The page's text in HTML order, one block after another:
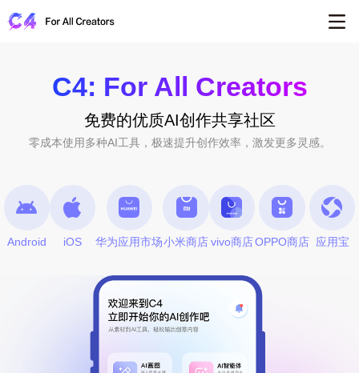
C4: For All Creators
免费的优质AI创作共享社区
零成本使用多种AI工具，极速提升创作效率，激发更多灵感。
Android iOS 华为应用市场小米商店 vivo商店OPPO商店 应用宝